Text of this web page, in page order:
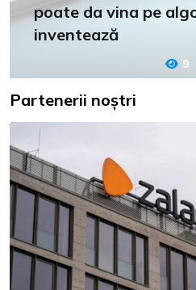
poate da vina pe
inventează
9
Partenerii noștri